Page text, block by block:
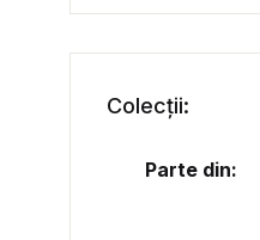
Colecții:
Parte din: